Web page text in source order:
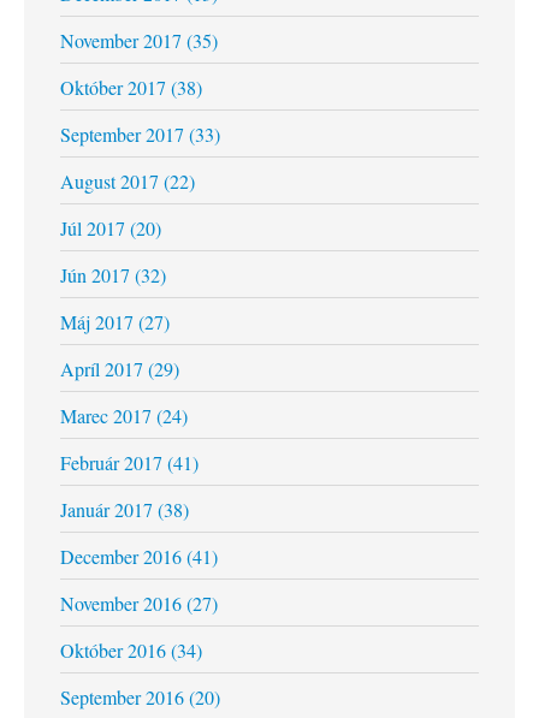
November 2017 (35)
Október 2017 (38)
September 2017 (33)
August 2017 (22)
Júl 2017 (20)
Jún 2017 (32)
Máj 2017 (27)
Apríl 2017 (29)
Marec 2017 (24)
Február 2017 (41)
Január 2017 (38)
December 2016 (41)
November 2016 (27)
Október 2016 (34)
September 2016 (20)